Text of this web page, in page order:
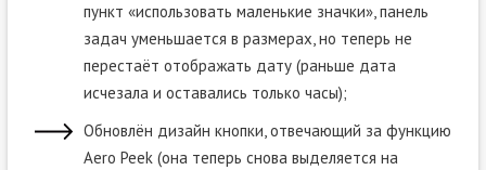
пункт «использовать маленькие значки», панель
задач уменьшается в размерах, но теперь не
перестаёт отображать дату (раньше дата
исчезала и оставались только часы);
Обновлён дизайн кнопки, отвечающий за функцию
Aero Peek (она теперь снова выделяется на